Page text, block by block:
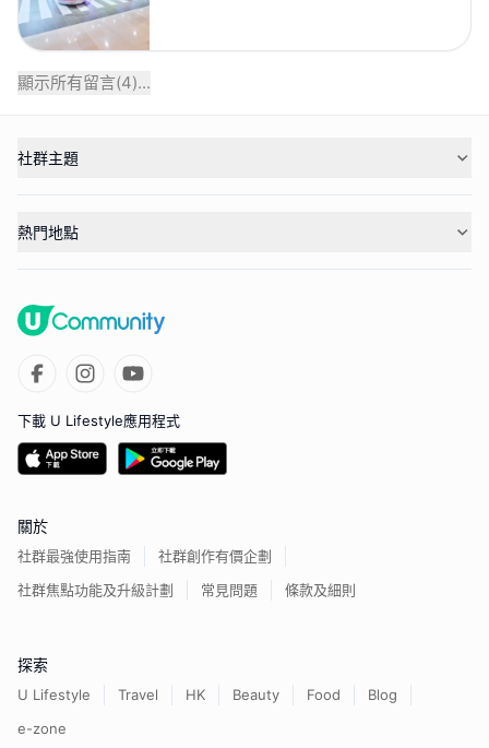
顯示所有留言(4)...
社群主題
熱門地點
下載 U Lifestyle應用程式
關於
社群最強使用指南
社群創作有價企劃
社群焦點功能及升級計劃
常見問題 條款及細則
探索
U Lifestyle Travel HK Beauty Food
Blog
e-zone